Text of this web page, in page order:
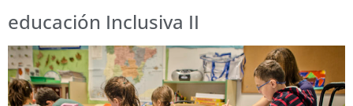
educación Inclusiva II